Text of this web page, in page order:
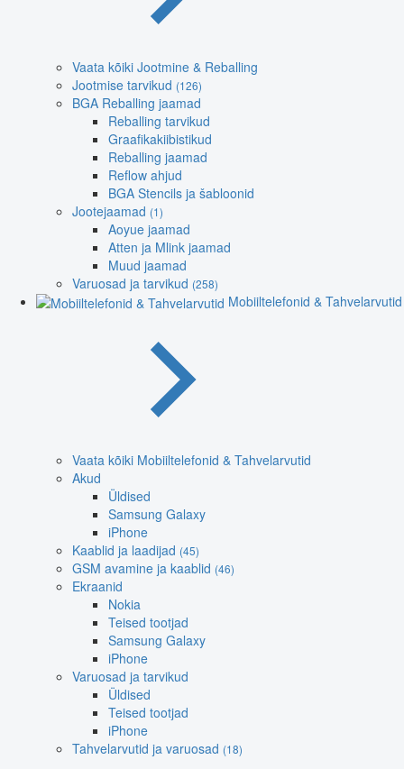
Vaata kõiki Jootmine & Reballing
Jootmise tarvikud (126)
BGA Reballing jaamad
Reballing tarvikud
Graafikakiibistikud
Reballing jaamad
Reflow ahjud
BGA Stencils ja šabloonid
Jootejaamad (1)
Aoyue jaamad
Atten ja Mlink jaamad
Muud jaamad
Varuosad ja tarvikud (258)
Mobiiltelefonid & Tahvelarvutid
Vaata kõiki Mobiiltelefonid & Tahvelarvutid
Akud
Üldised
Samsung Galaxy
iPhone
Kaablid ja laadijad (45)
GSM avamine ja kaablid (46)
Ekraanid
Nokia
Teised tootjad
Samsung Galaxy
iPhone
Varuosad ja tarvikud
Üldised
Teised tootjad
iPhone
Tahvelarvutid ja varuosad (18)